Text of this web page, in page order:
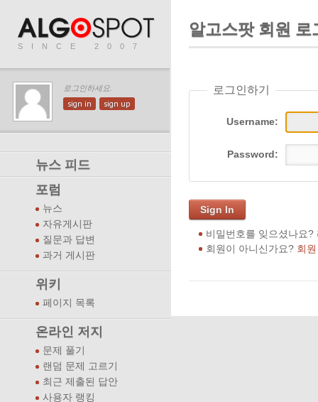
SINCE 2007
로그인하세요.
sign in sign up
뉴스 피드
포럼
뉴스
자유게시판
질문과 답변
과거 게시판
위키
페이지 목록
온라인 저지
문제 풀기
랜덤 문제 고르기
최근 제출된 답안
사용자 랭킹
알고스팟 회원 로
로그인하기
Username:
Password:
Sign In
비밀번호를 잊으셨나요?
회원이 아니신가요? 회